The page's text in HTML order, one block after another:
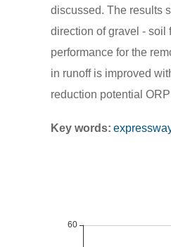
discussed. The results
direction of gravel - soil
performance for the
in runoff is improved
reduction potential
Key words: